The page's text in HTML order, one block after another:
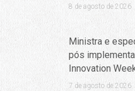
8 de agosto de 2026
Ministra e
pós
Innovation
7 de agosto de 2026